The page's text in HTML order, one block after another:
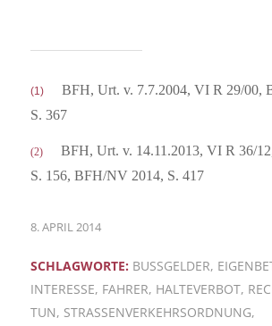
(1)
BFH, Urt. v. 7.7.2004, VI R 29/00,
S. 367
(2)
BFH, Urt. v. 14.11.2013, VI R 36/
S. 156, BFH/NV 2014, S. 417
8. APRIL 2014
SCHLAGWORTE: BUSSGELDER ,
INTERESSE, FAHRER, HALTEVERBOT,
TUN, STRASSENVERKEHRSORDNUNG
,